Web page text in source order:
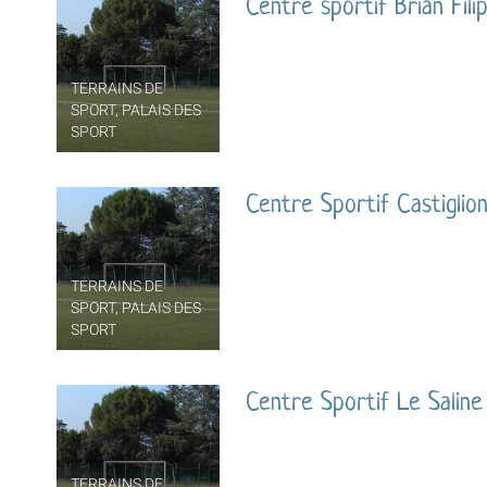
TERRAINS DE
SPORT, PALAIS DES
SPORT
Centre sportif Brian
TERRAINS DE
SPORT, PALAIS DES
SPORT
Centre Sportif
TERRAINS DE
Centre Sportif Le Saline